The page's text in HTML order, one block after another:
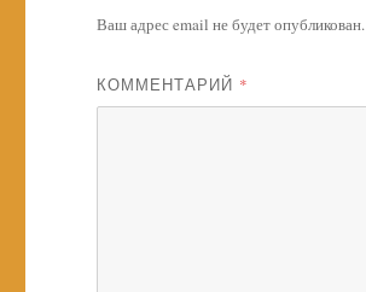
Ваш адрес email не будет опубликован.
КОММЕНТАРИЙ *